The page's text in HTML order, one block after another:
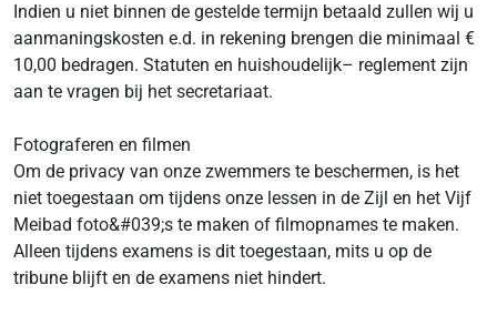
Indien u niet binnen de gestelde termijn betaald zullen wij u
aanmaningskosten e.d. in rekening brengen die minimaal €
10,00 bedragen. Statuten en huishoudelijk– reglement zijn
aan te vragen bij het secretariaat.
Fotograferen en filmen
Om de privacy van onze zwemmers te beschermen, is het
niet toegestaan om tijdens onze lessen in de Zijl en het Vijf
Meibad foto&#039;s te maken of filmopnames te maken.
Alleen tijdens examens is dit toegestaan, mits u op de
tribune blijft en de examens niet hindert.